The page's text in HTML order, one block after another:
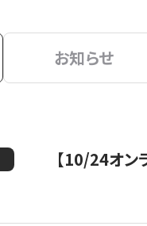
お知らせ
【10/24オン